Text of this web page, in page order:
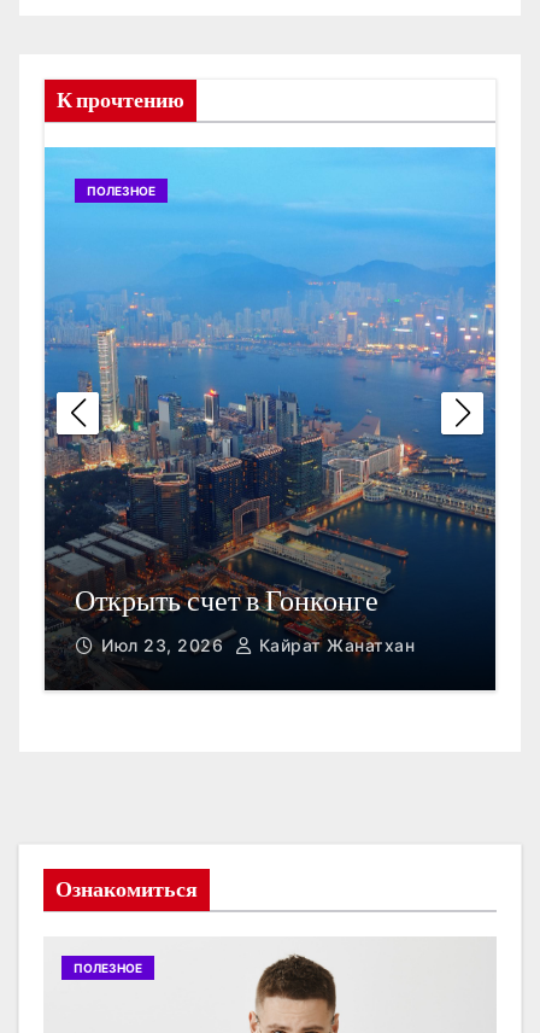
К прочтению
ПОЛЕЗНОЕ
Открыть счет в Гонконге
Июл 23, 2026 Кайрат Жанатхан
Ознакомиться
ПОЛЕЗНОЕ